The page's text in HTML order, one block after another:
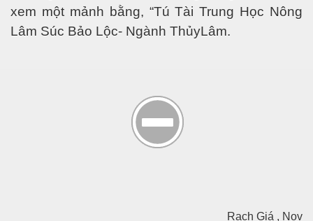
xem một mảnh bằng, “Tú Tài Trung Học Nông
Lâm Súc Bảo Lộc- Ngành ThủyLâm.
Rạch Giá , Nov